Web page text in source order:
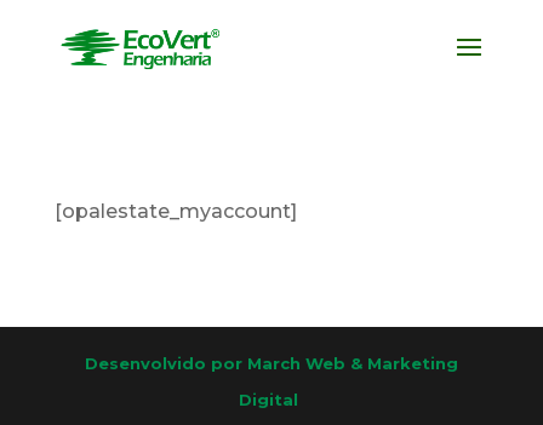
[opalestate_myaccount]
Desenvolvido por March Web & Marketing
Digital